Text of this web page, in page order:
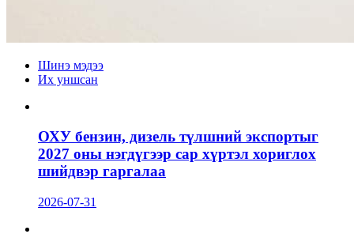
Шинэ мэдээ
Их уншсан
ОХУ бензин, дизель түлшний экспортыг
2027 оны нэгдүгээр сар хүртэл хориглох
шийдвэр гаргалаа
2026-07-31